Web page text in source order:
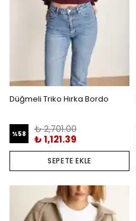
Düğmeli Triko Hırka Bordo
%58
₺ 2,701.00
₺ 1,121.39
SEPETE EKLE